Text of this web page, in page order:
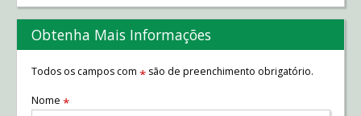
Obtenha Mais Informações
Todos os campos com *são de preenchimento obrigatório.
Nome *